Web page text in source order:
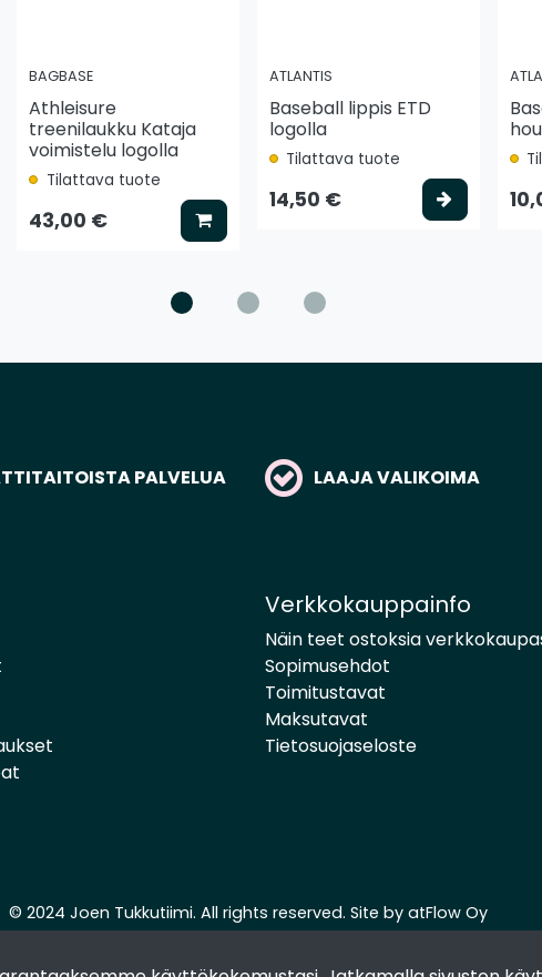
koriin
BAGBASE
Athleisure
treenilaukku Kataja
voimistelu logolla
Tilattava tuote
43,00 € Lisää koriin
ATLANTIS
Baseball lippis ETD
logolla
Tilattava tuote
14,50 € Valitse
PALVELUA LAAJA VALIKOIMA
Verkkokauppainfo
Näin teet ostoksia
Sopimusehdot
Toimitustavat
Maksutavat
Tietosuojaseloste
© 2024 Joen Tukkutiimi. All rights reserved. Site by atFlow Oy